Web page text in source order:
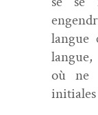
langue
où ne
initiales